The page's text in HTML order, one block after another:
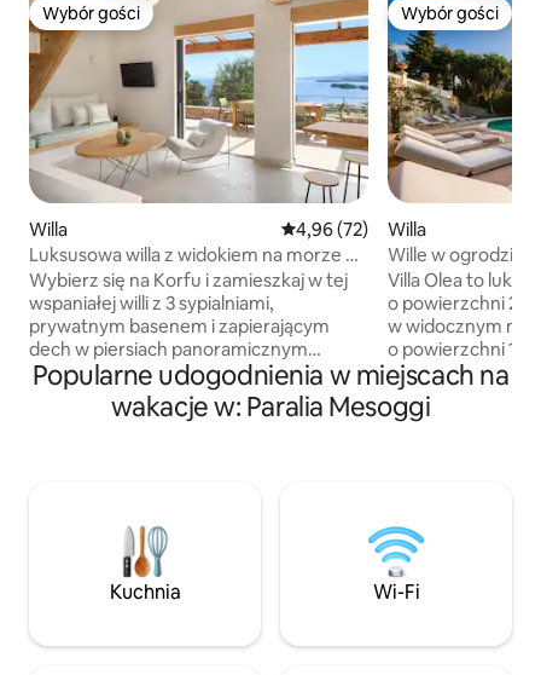
Wybór gości
Wybór gości
Willa Średnia ocena: 4,96 na 5,
4,96 (72)
Luksusowa willa z widokiem na morze na
Korfu | Prywatny basen | Jade
Wybierz się na Korfu i zamieszkaj w tej
wspaniałej willi z 3 sypialniami,
prywatnym basenem i zapierającym
dech w piersiach panoramicznym
widokiem na morze. Zaprojektowana
z myślą o niezapomnianych wakacjach
nad Morzem Śródziemnym, willa łączy
zachody słońca nad Morzem Jońskim
i odkryj piękne plaże Korfu, urokliwe
wioski i znane restauracje z własnego,
spokojnego i luksusowego miejsca
Wybór gości
Wybór gości
Willa
Wille w ogrodzie
Villa Olea to
o powierzchni 210
w widocznym
o powierzchni 1,3
owocowych, z
z brukowanym
o powierzchni
dla tych, którzy
czas podczas
pomieścić ponad
sypialnie
Popularne udogodnienia w miejscach na
wakacje w: Paralia Mesoggi
Kuchnia Wi-Fi